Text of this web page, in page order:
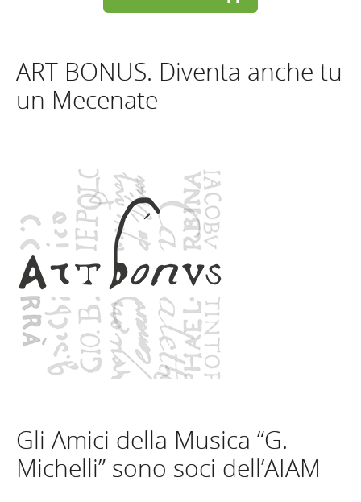
ART BONUS. Diventa anche tu
un Mecenate
Gli Amici della Musica “G.
Michelli” sono soci dell’AIAM